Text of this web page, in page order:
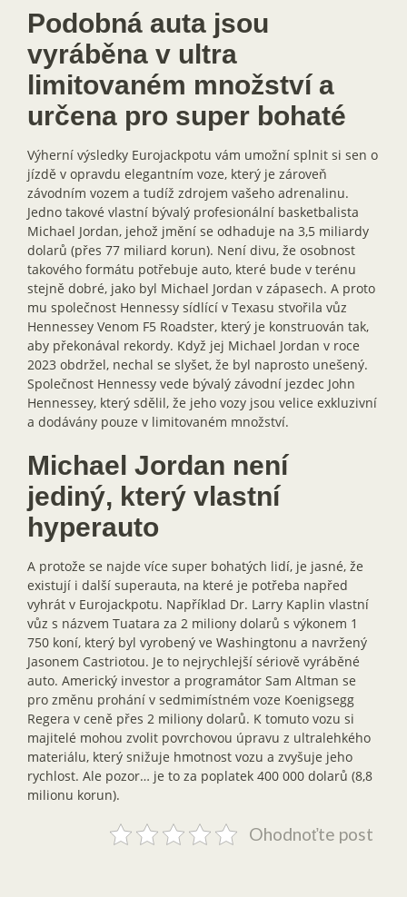
Podobná auta jsou
vyráběna v ultra
limitovaném množství a
určena pro super bohaté
Výherní výsledky Eurojackpotu vám umožní splnit si sen o
jízdě v opravdu elegantním voze, který je zároveň
závodním vozem a tudíž zdrojem vašeho adrenalinu.
Jedno takové vlastní bývalý profesionální basketbalista
Michael Jordan, jehož jmění se odhaduje na 3,5 miliardy
dolarů (přes 77 miliard korun). Není divu, že osobnost
takového formátu potřebuje auto, které bude v terénu
stejně dobré, jako byl Michael Jordan v zápasech. A proto
mu společnost Hennessy sídlící v Texasu stvořila vůz
Hennessey Venom F5 Roadster, který je konstruován tak,
aby překonával rekordy. Když jej Michael Jordan v roce
2023 obdržel, nechal se slyšet, že byl naprosto unešený.
Společnost Hennessy vede bývalý závodní jezdec John
Hennessey, který sdělil, že jeho vozy jsou velice exkluzivní
a dodávány pouze v limitovaném množství.
Michael Jordan není
jediný, který vlastní
hyperauto
A protože se najde více super bohatých lidí, je jasné, že
existují i další superauta, na které je potřeba napřed
vyhrát v Eurojackpotu. Například Dr. Larry Kaplin vlastní
vůz s názvem Tuatara za 2 miliony dolarů s výkonem 1
750 koní, který byl vyrobený ve Washingtonu a navržený
Jasonem Castriotou. Je to nejrychlejší sériově vyráběné
auto. Americký investor a programátor Sam Altman se
pro změnu prohání v sedmimístném voze Koenigsegg
Regera v ceně přes 2 miliony dolarů. K tomuto vozu si
majitelé mohou zvolit povrchovou úpravu z ultralehkého
materiálu, který snižuje hmotnost vozu a zvyšuje jeho
rychlost. Ale pozor… je to za poplatek 400 000 dolarů (8,8
milionu korun).
Ohodnoťte post